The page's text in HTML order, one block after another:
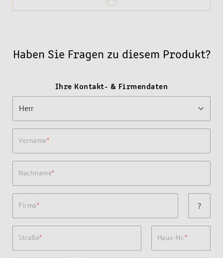
Haben Sie Fragen zu diesem Produkt?
Ihre Kontakt- & Firmendaten
Vorname
Nachname
Firma ?
Straße Haus-Nr.